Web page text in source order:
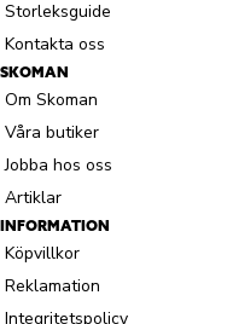
Storleksguide
Kontakta oss
SKOMAN
Om Skoman
Våra butiker
Jobba hos oss
Artiklar
INFORMATION
Köpvillkor
Reklamation
Integritetspolicy